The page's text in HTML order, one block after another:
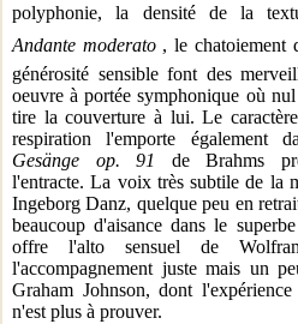
polyphonie, la densité de la
Andante moderato, le chatoiement
générosité sensible font des
oeuvre à portée symphonique où
tire la couverture à lui. Le
respiration l'emporte également
Gesänge op. 91
de Brahms
l'entracte. La voix très subtile de la
Ingeborg Danz, quelque peu en
beaucoup d'aisance dans le
offre l'alto sensuel de
l'accompagnement juste mais un
Graham Johnson, dont
n'est plus à prouver.